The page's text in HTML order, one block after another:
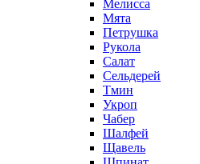
Мелисса
Мята
Петрушка
Рукола
Салат
Сельдерей
Тмин
Укроп
Чабер
Шалфей
Щавель